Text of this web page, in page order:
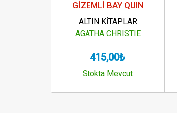
GİZEMLİ BAY QUIN
ALTIN KİTAPLAR
AGATHA CHRISTIE
415,00₺
Stokta Mevcut